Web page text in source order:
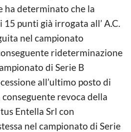
ha determinato che la
punti già irrogata all’ A.C.
nel campionato
rideterminazione
di Serie B
all’ultimo posto di
conseguente revoca della
Entella Srl con
nel campionato di Serie